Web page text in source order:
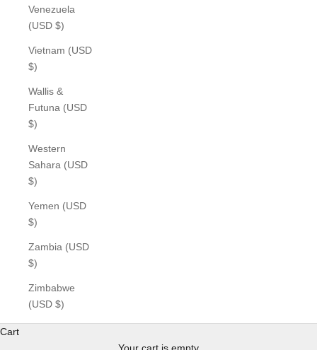
Venezuela
(USD $)
Vietnam (USD
$)
Wallis &
Futuna (USD
$)
Western
Sahara (USD
$)
Yemen (USD
$)
Zambia (USD
$)
Zimbabwe
(USD $)
Cart
Your cart is empty